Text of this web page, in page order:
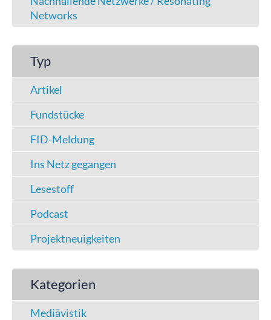
Networks
Typ
Artikel
Fundstücke
FID-Meldung
Ins Netz gegangen
Lesestoff
Podcast
Projektneuigkeiten
Kategorien
Mediävistik